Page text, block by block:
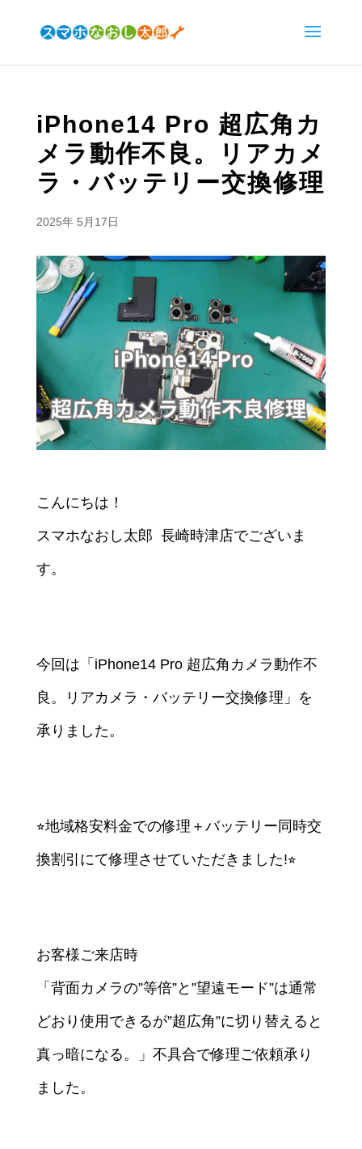
iPhone14 Pro 超広角カ
メラ動作不良。リアカメ
ラ・バッテリー交換修理
2025年 5月17日
こんにちは！
スマホなおし太郎 長崎時津店でございま
す。
今回は「iPhone14 Pro 超広角カメラ動作不
良。リアカメラ・バッテリー交換修理」を
承りました。
⭐︎地域格安料金での修理＋バッテリー同時交
換割引にて修理させていただきました!⭐︎
お客様ご来店時
「背面カメラの”等倍”と”望遠モード”は通常
どおり使用できるが”超広角”に切り替えると
真っ暗になる。」不具合で修理ご依頼承り
ました。